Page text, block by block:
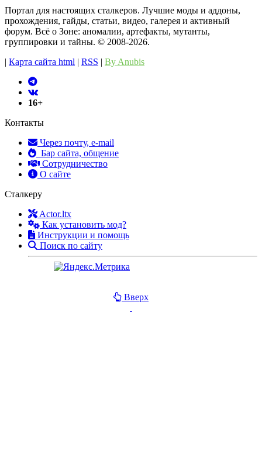
Портал для настоящих сталкеров. Лучшие моды и аддоны,
прохождения, гайды, статьи, видео, галерея и активный
форум. Всё о Зоне: аномалии, артефакты, мутанты,
группировки и тайны. ©️ 2008-2026.
| Карта сайта html | RSS | By Anubis
16+
Контакты
Через почту, e-mail
Бар сайта, общение
Сотрудничество
О сайте
Сталкеру
Actor.ltx
Как установить мод?
Инструкции и помощь
Поиск по сайту
Вверх